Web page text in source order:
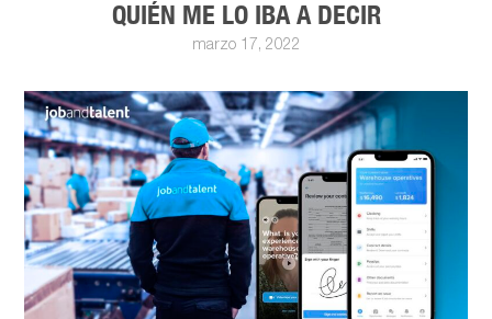
QUIÉN ME LO IBA A DECIR
marzo 17, 2022